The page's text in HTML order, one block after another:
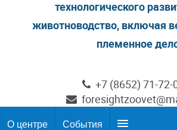
технологического
животноводство, включая
племенное
+7 (8652) 71-72-
О центре События